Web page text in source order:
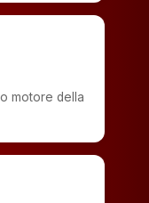
motore della